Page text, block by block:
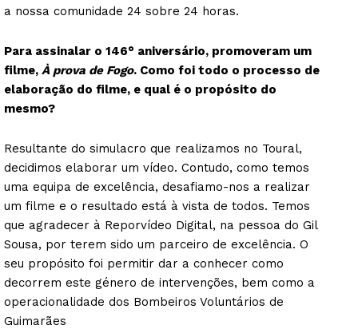
a nossa comunidade 24 sobre 24 horas.
Para assinalar o 146° aniversário, promoveram um
filme, À prova de Fogo. Como foi todo o processo de
elaboração do filme, e qual é o propósito do
mesmo?
Resultante do simulacro que realizamos no Toural,
decidimos elaborar um vídeo. Contudo, como temos
uma equipa de excelência, desafiamo-nos a realizar
um filme e o resultado está à vista de todos. Temos
que agradecer à Reporvídeo Digital, na pessoa do Gil
Sousa, por terem sido um parceiro de excelência. O
seu propósito foi permitir dar a conhecer como
decorrem este género de intervenções, bem como a
operacionalidade dos Bombeiros Voluntários de
Guimarães